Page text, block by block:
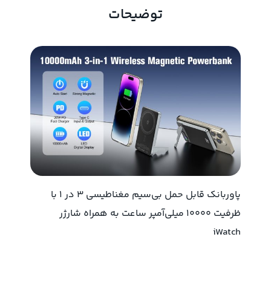
توضیحات
پاوربانک قابل حمل بی‌سیم مغناطیسی 3 در 1 با
ظرفیت 10000 میلی‌آمپر ساعت به همراه شارژر
iWatch